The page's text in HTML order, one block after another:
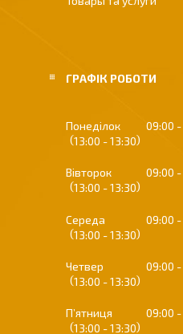
ГРАФІК РОБОТИ
Понеділок 09:00
13:00
13:30
Вівторок 09:00
13:00
13:30
Середа 09:00
13:00
13:30
Четвер 09:00
13:00
13:30
Пʼятниця 09:00
13:00
13:30